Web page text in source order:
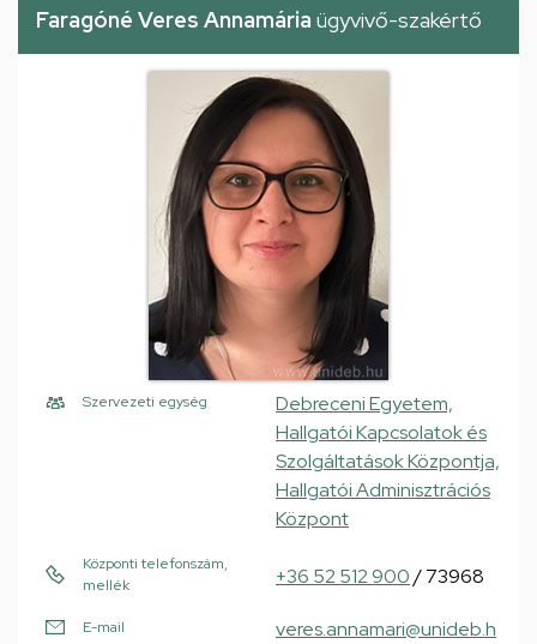
Faragóné Veres Annamária ügyvivő-szakértő
Szervezeti egység
Debreceni Egyetem,
Hallgatói Kapcsolatok és
Szolgáltatások Központja,
Hallgatói Adminisztrációs
Központ
Központi telefonszám,
mellék
+36 52 512 900/ 73968
E-mail
veres.annamari@unideb.h